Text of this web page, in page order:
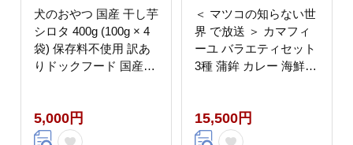
犬のおやつ 国産 干し芋
シロタ 400g (100g × 4
袋) 保存料不使用 訳あ
りドックフード 国産手
犬 わんちゃん 訳あり小
袋 ドックフード 小分け
5,000円
＜ マツコの知らない世
界 で放送 ＞ カマフィ
ーユ バラエティセット
3種 蒲鉾 カレー 海鮮
徳永蒲鉾店 ---
15,500円